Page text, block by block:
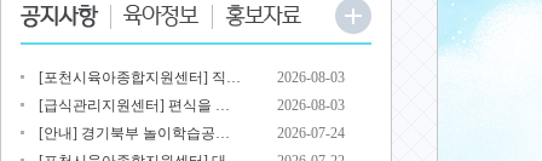
[포천시육아종합지원센터] 직…
2026-08-03
[급식관리지원센터] 편식을 …
2026-08-03
[안내] 경기북부 놀이학습공…
2026-07-24